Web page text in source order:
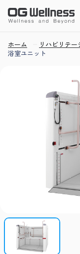
ホーム リハビリテ
浴室ユニット